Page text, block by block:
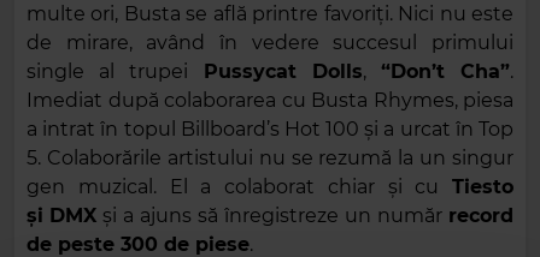
multe ori, Busta se află printre favoriți. Nici nu este
de mirare, având în vedere succesul primului
single al trupei Pussycat Dolls, “Don’t Cha”.
Imediat după colaborarea cu Busta Rhymes, piesa
a intrat în topul Billboard’s Hot 100 și a urcat în Top
5. Colaborările artistului nu se rezumă la un singur
gen muzical. El a colaborat chiar și cu Tiesto
și DMX și a ajuns să înregistreze un număr record
de peste 300 de piese.